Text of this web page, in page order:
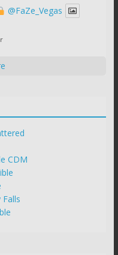
@FaZe_Vegas
CDM